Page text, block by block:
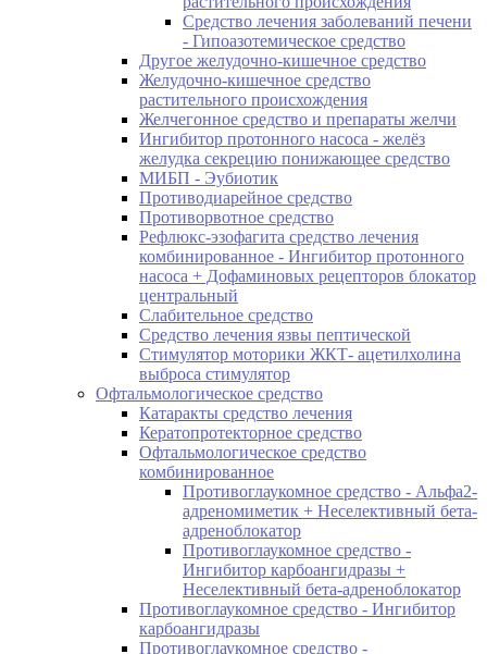
Средство лечения заболеваний печени
- Гипоазотемическое средство
Другое желудочно-кишечное средство
Желудочно-кишечное средство
растительного происхождения
Желчегонное средство и препараты желчи
Ингибитор протонного насоса - желёз
желудка секрецию понижающее средство
МИБП - Эубиотик
Противодиарейное средство
Противорвотное средство
Рефлюкс-эзофагита средство лечения
комбинированное - Ингибитор протонного
насоса + Дофаминовых рецепторов блокатор
центральный
Слабительное средство
Средство лечения язвы пептической
Стимулятор моторики ЖКТ- ацетилхолина
выброса стимулятор
Офтальмологическое средство
Катаракты средство лечения
Кератопротекторное средство
Офтальмологическое средство
комбинированное
Противоглаукомное средство - Альфа2-
адреномиметик + Неселективный бета-
адреноблокатор
Противоглаукомное средство -
Ингибитор карбоангидразы +
Неселективный бета-адреноблокатор
Противоглаукомное средство - Ингибитор
карбоангидразы
Противоглаукомное средство -